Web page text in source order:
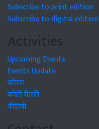
Subscribe to print edition
Subscribe to digital edition
Activities
Upcoming Events
Events Update
फोरम
फोटो गैलरी
वीडियो